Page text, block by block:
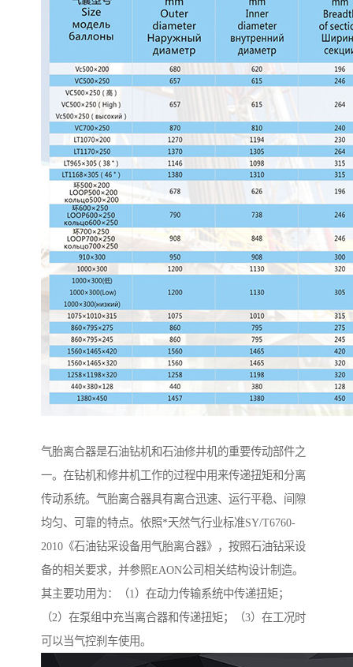
气胎离合器是石油钻机和石油修井机的重要传动部件之
一。在钻机和修井机工作的过程中用来传递扭矩和分离
传动系统。气胎离合器具有离合迅速、运行平稳、间隙
均匀、可靠的特点。依照*天然气行业标准SY/T6760-
2010《石油钻采设备用气胎离合器》，按照石油钻采设
备的相关要求，并参照EAON公司相关结构设计制造。
其主要功用为：（1）在动力传输系统中传递扭矩；
（2）在泵组中充当离合器和传递扭矩；（3）在工况时
可以当气控刹车使用。